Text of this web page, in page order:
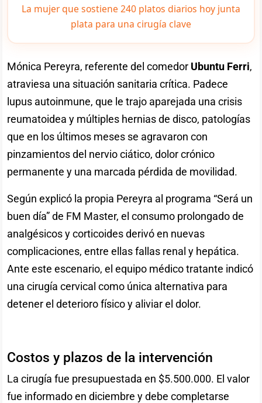
La mujer que sostiene 240 platos diarios hoy junta
plata para una cirugía clave
Mónica Pereyra, referente del comedor Ubuntu Ferri,
atraviesa una situación sanitaria crítica. Padece
lupus autoinmune, que le trajo aparejada una crisis
reumatoidea y múltiples hernias de disco, patologías
que en los últimos meses se agravaron con
pinzamientos del nervio ciático, dolor crónico
permanente y una marcada pérdida de movilidad.
Según explicó la propia Pereyra al programa “Será un
buen día” de FM Master, el consumo prolongado de
analgésicos y corticoides derivó en nuevas
complicaciones, entre ellas fallas renal y hepática.
Ante este escenario, el equipo médico tratante indicó
una cirugía cervical como única alternativa para
detener el deterioro físico y aliviar el dolor.
Costos y plazos de la intervención
La cirugía fue presupuestada en $5.500.000. El valor
fue informado en diciembre y debe completarse